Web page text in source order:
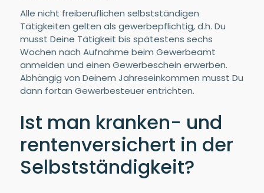
Alle nicht freiberuflichen selbstständigen
Tätigkeiten gelten als gewerbepflichtig, d.h. Du
musst Deine Tätigkeit bis spätestens sechs
Wochen nach Aufnahme beim Gewerbeamt
anmelden und einen Gewerbeschein erwerben.
Abhängig von Deinem Jahreseinkommen musst Du
dann fortan Gewerbesteuer entrichten.
Ist man kranken- und
rentenversichert in der
Selbstständigkeit?